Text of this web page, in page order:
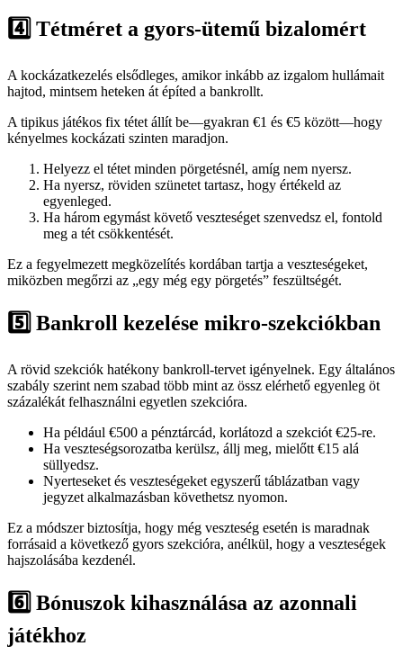
4️⃣ Tétméret a gyors‑ütemű bizalomért
A kockázatkezelés elsődleges, amikor inkább az izgalom hullámait
hajtod, mintsem heteken át építed a bankrollt.
A tipikus játékos fix tétet állít be—gyakran €1 és €5 között—hogy
kényelmes kockázati szinten maradjon.
Helyezz el tétet minden pörgetésnél, amíg nem nyersz.
Ha nyersz, röviden szünetet tartasz, hogy értékeld az
egyenleged.
Ha három egymást követő veszteséget szenvedsz el, fontold
meg a tét csökkentését.
Ez a fegyelmezett megközelítés kordában tartja a veszteségeket,
miközben megőrzi az „egy még egy pörgetés” feszültségét.
5️⃣ Bankroll kezelése mikro‑szekciókban
A rövid szekciók hatékony bankroll-tervet igényelnek. Egy általános
szabály szerint nem szabad több mint az össz elérhető egyenleg öt
százalékát felhasználni egyetlen szekcióra.
Ha például €500 a pénztárcád, korlátozd a szekciót €25-re.
Ha veszteségsorozatba kerülsz, állj meg, mielőtt €15 alá
süllyedsz.
Nyerteseket és veszteségeket egyszerű táblázatban vagy
jegyzet alkalmazásban követhetsz nyomon.
Ez a módszer biztosítja, hogy még veszteség esetén is maradnak
forrásaid a következő gyors szekcióra, anélkül, hogy a veszteségek
hajszolásába kezdenél.
6️⃣ Bónuszok kihasználása az azonnali
játékhoz